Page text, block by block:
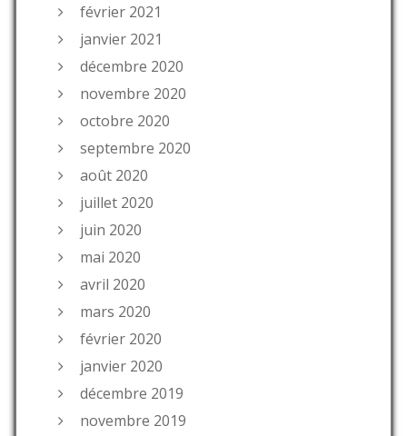
février 2021
janvier 2021
décembre 2020
novembre 2020
octobre 2020
septembre 2020
août 2020
juillet 2020
juin 2020
mai 2020
avril 2020
mars 2020
février 2020
janvier 2020
décembre 2019
novembre 2019